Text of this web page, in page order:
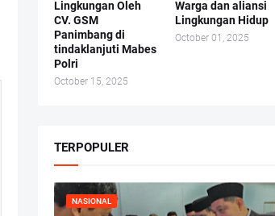
Lingkungan Oleh
CV. GSM
Panimbang di
tindaklanjuti Mabes
Polri
October 15, 2025
Warga dan aliansi
Lingkungan Hidup
October 01, 2025
TERPOPULER
NASIONAL